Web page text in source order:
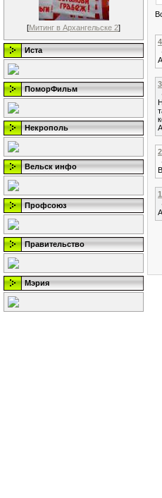
[Митинг в Архангельске 2]
Иста
ПоморФильм
Некрополь
Вельск инфо
Профсоюз
Правительство
Мэрия
4
3
2
1